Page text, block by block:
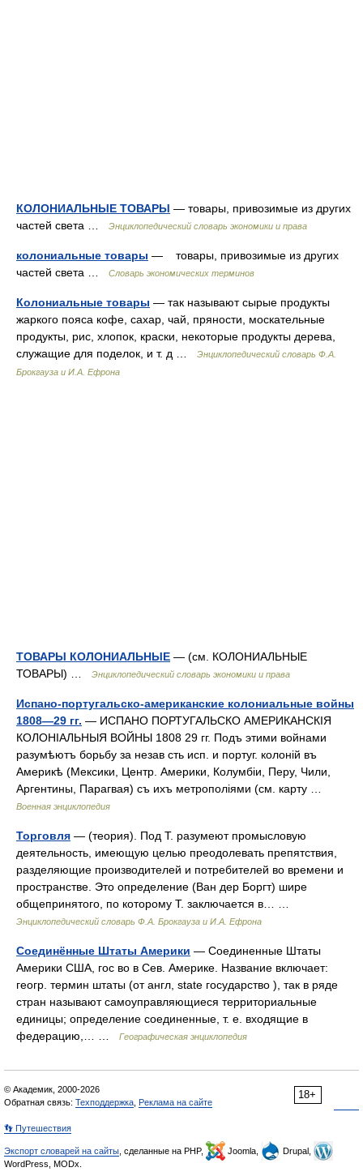
КОЛОНИАЛЬНЫЕ ТОВАРЫ — товары, привозимые из других
частей света …
Энциклопедический словарь экономики и права
колониальные товары — товары, привозимые из других
частей света …
Словарь экономических терминов
Колониальные товары — так называют сырые продукты
жаркого пояса кофе, сахар, чай, пряности, москательные
продукты, рис, хлопок, краски, некоторые продукты дерева,
служащие для поделок, и т. д …
Энциклопедический словарь Ф.А.
Брокгауза и И.А. Ефрона
ТОВАРЫ КОЛОНИАЛЬНЫЕ — (см. КОЛОНИАЛЬНЫЕ
ТОВАРЫ) …
Энциклопедический словарь экономики и права
Испано-португальско-американские колониальные войны
1808—29 гг. — ИСПАНО ПОРТУГАЛЬСКО АМЕРИКАНСКІЯ
КОЛОНІАЛЬНЫЯ ВОЙНЫ 1808 29 гг. Подъ этими войнами
разумѣютъ борьбу за незав сть исп. и португ. колоній въ
Америкѣ (Мексики, Центр. Америки, Колумбіи, Перу, Чили,
Аргентины, Парагвая) съ ихъ метрополіями (см. карту …
Военная энциклопедия
Торговля — (теория). Под Т. разумеют промысловую
деятельность, имеющую целью преодолевать препятствия,
разделяющие производителей и потребителей во времени и
пространстве. Это определение (Ван дер Боргт) шире
общепринятого, по которому Т. заключается в… …
Энциклопедический словарь Ф.А. Брокгауза и И.А. Ефрона
Соединённые Штаты Америки — Соединенные Штаты
Америки США, гос во в Сев. Америке. Название включает:
геогр. термин штаты (от англ, state государство ), так в ряде
стран называют самоуправляющиеся территориальные
единицы; определение соединенные, т. е. входящие в
федерацию,… …
Географическая энциклопедия
18+
© Академик, 2000-2026
Обратная связь: Техподдержка Реклама на сайте
👣 Путешествия
Экспорт словарей на сайты , сделанные на PHP, Joomla,
Drupal,
WordPress, MODx.